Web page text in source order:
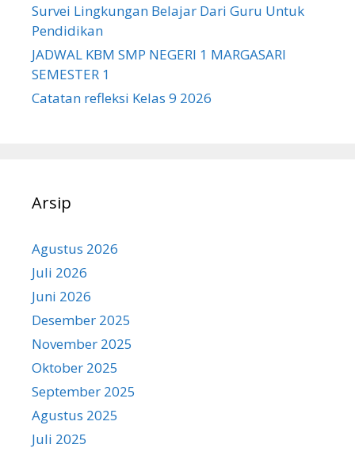
Survei Lingkungan Belajar Dari Guru Untuk
Pendidikan
JADWAL KBM SMP NEGERI 1 MARGASARI
SEMESTER 1
Catatan refleksi Kelas 9 2026
Arsip
Agustus 2026
Juli 2026
Juni 2026
Desember 2025
November 2025
Oktober 2025
September 2025
Agustus 2025
Juli 2025